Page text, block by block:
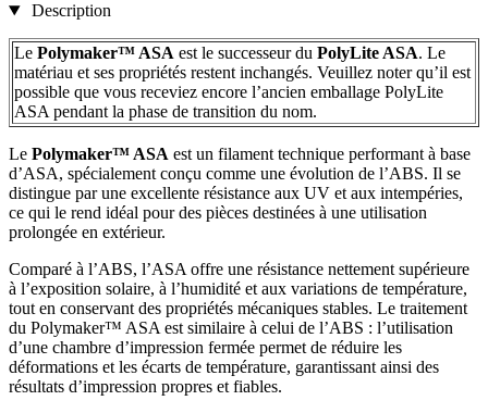
Description
Le Polymaker™ ASA est le successeur du PolyLite ASA. Le
matériau et ses propriétés restent inchangés. Veuillez noter qu’il est
possible que vous receviez encore l’ancien emballage PolyLite
ASA pendant la phase de transition du nom.
Le Polymaker™ ASA est un filament technique performant à base
d’ASA, spécialement conçu comme une évolution de l’ABS. Il se
distingue par une excellente résistance aux UV et aux intempéries,
ce qui le rend idéal pour des pièces destinées à une utilisation
prolongée en extérieur.
Comparé à l’ABS, l’ASA offre une résistance nettement supérieure
à l’exposition solaire, à l’humidité et aux variations de température,
tout en conservant des propriétés mécaniques stables. Le traitement
du Polymaker™ ASA est similaire à celui de l’ABS : l’utilisation
d’une chambre d’impression fermée permet de réduire les
déformations et les écarts de température, garantissant ainsi des
résultats d’impression propres et fiables.